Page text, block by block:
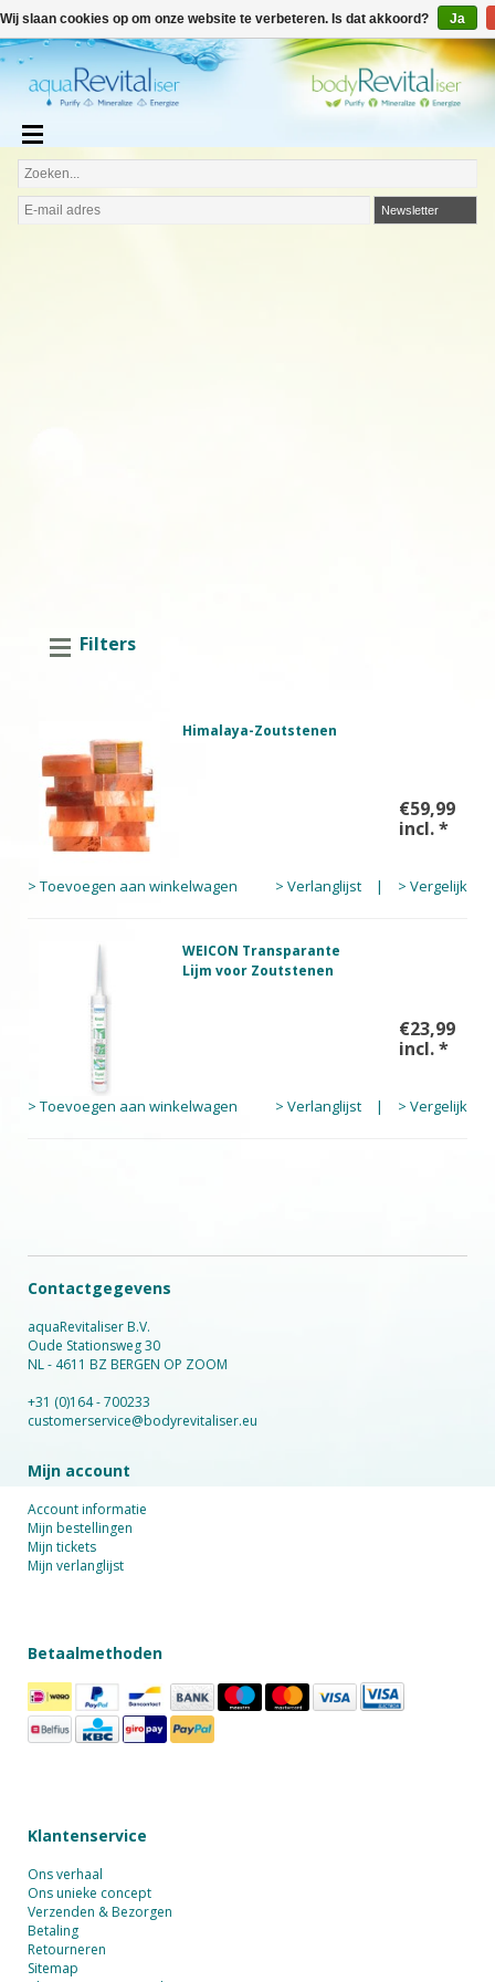
€0,00
€
Newsletter
Filters
Himalaya-Zoutstenen
€59,99
incl.*
> Toevoegen aan winkelwagen > Verlanglijst | > Vergelijk
WEICON Transparante
Lijm voor Zoutstenen
€23,99
incl.*
> Toevoegen aan winkelwagen > Verlanglijst | > Vergelijk
Contactgegevens
aquaRevitaliser B.V.
Oude Stationsweg 30
NL - 4611 BZ BERGEN OP ZOOM
+31 (0)164 - 700233
customerservice@bodyrevitaliser.eu
Mijn account
Account informatie
Mijn bestellingen
Mijn tickets
Mijn verlanglijst
Betaalmethoden
Klantenservice
Ons verhaal
Ons unieke concept
Verzenden & Bezorgen
Betaling
Retourneren
Sitemap
Wij slaan cookies op om onze website te verbeteren. Is dat akkoord? Ja